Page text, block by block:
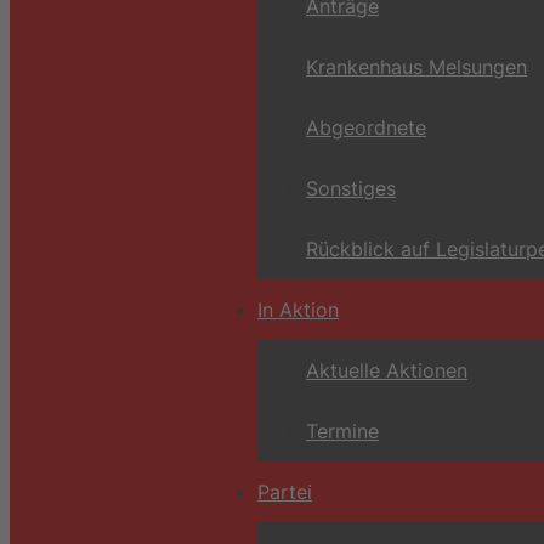
Anträge
Krankenhaus Melsungen
Abgeordnete
Sonstiges
Rückblick auf
In Aktion
Aktuelle Aktionen
Termine
Partei